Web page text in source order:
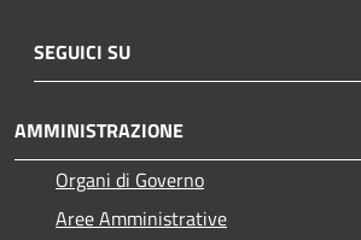
SEGUICI SU
AMMINISTRAZIONE
Organi di Governo
Aree Amministrative